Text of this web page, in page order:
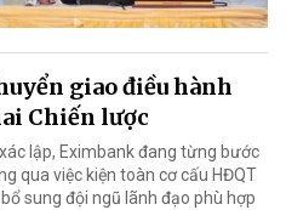
giao điều hành
Chiến lược
lập, Eximbank đang từng bước
qua việc kiện toàn cơ cấu HĐQT
sung đội ngũ lãnh đạo phù hợp